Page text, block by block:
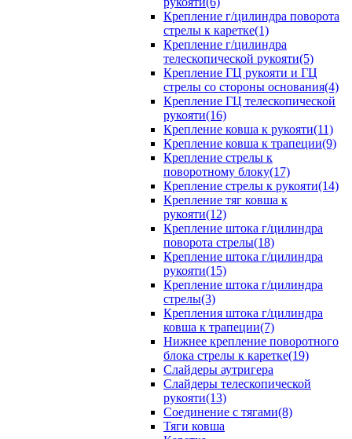
Крепление г/цилиндра поворота
стрелы к каретке(1)
Крепление г/цилиндра
телескопической рукояти(5)
Крепление ГЦ рукояти и ГЦ
стрелы со стороны основания(4)
Крепление ГЦ телескопической
рукояти(16)
Крепление ковша к рукояти(11)
Крепление ковша к трапеции(9)
Крепление стрелы к
поворотному блоку(17)
Крепление стрелы к рукояти(14)
Крепление тяг ковша к
рукояти(12)
Крепление штока г/цилиндра
поворота стрелы(18)
Крепление штока г/цилиндра
рукояти(15)
Крепление штока г/цилиндра
стрелы(3)
Крепления штока г/цилиндра
ковша к трапеции(7)
Нижнее крепление поворотного
блока стрелы к каретке(19)
Слайдеры аутригера
Слайдеры телескопической
рукояти(13)
Соединение с тягами(8)
Тяги ковша